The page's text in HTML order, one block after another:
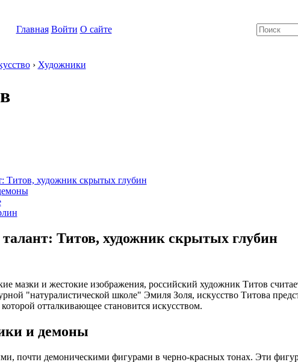
Главная Войти О сайте
› Художники
Титов, художник скрытых глубин
Титов, художник скрытых глубин
мазки и жестокие изображения, российский художник Титов
"натуралистической школе" Эмиля Золя, искусство Титова
отталкивающее становится искусством.
и демоны
почти демоническими фигурами в черно-красных тонах. Эти